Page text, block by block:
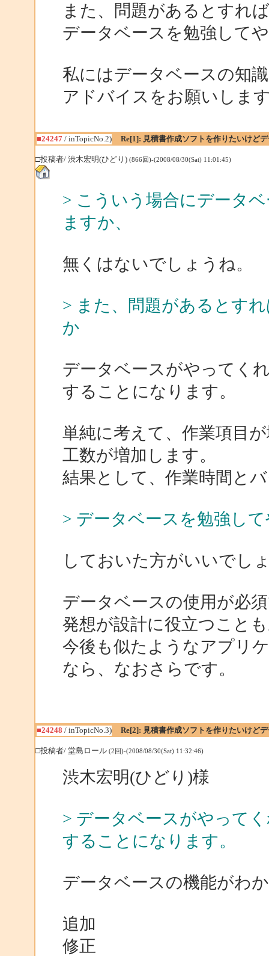
また、問題があるとすれ
データベースを勉強して
私にはデータベースの知
アドバイスをお願いしま
■24247/ inTopicNo.2) Re[1]: 見積書作成ソフトを作りたいけど
□投稿者/ 渋木宏明(ひどり) (866回)-(2008/08/30(Sat) 11:01:45)
> こういう場合にデータ
ますか、
無くはないでしょうね。
> また、問題があるとす
か
データベースがやってく
することになります。
単純に考えて、作業項目
工数が増加します。
結果として、作業時間と
> データベースを勉強し
しておいた方がいいでし
データベースの使用が必
発想が設計に役立つこと
今後も似たようなアプリ
なら、なおさらです。
■24248 / inTopicNo.3) Re[2]: 見積書作成ソフトを作りたいけど
□投稿者/ 堂島ロール (2回)-(2008/08/30(Sat) 11:32:46)
渋木宏明(ひどり)様
> データベースがやって
することになります。
データベースの機能がわ
追加
修正